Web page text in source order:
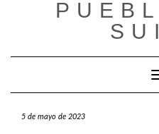
5 de mayo de 2023